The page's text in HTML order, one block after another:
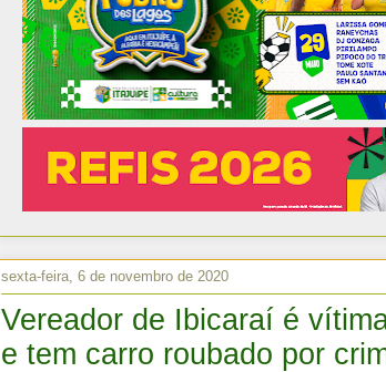
sexta-feira, 6 de novembro de 2020
Vereador de Ibicaraí é
e tem carro roubado por